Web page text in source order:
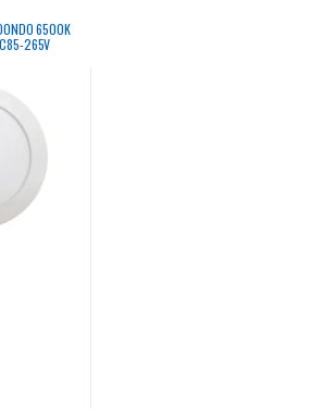
6500K
265V